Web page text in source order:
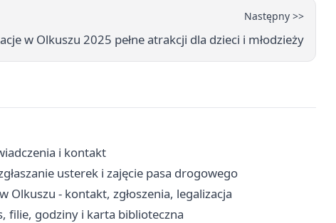
Następny >>
w Olkuszu 2025 pełne atrakcji dla dzieci i młodzieży
i kontakt
usterek i zajęcie pasa drogowego
- kontakt, zgłoszenia, legalizacja
filie, godziny i karta biblioteczna